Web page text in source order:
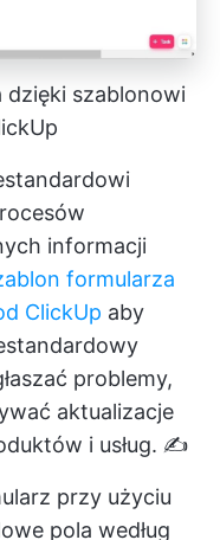
dzięki szablonowi
informacji
formularza
ClickUp aby
problemy,
aktualizacje
i usług. ✍️
przy użyciu
pola według